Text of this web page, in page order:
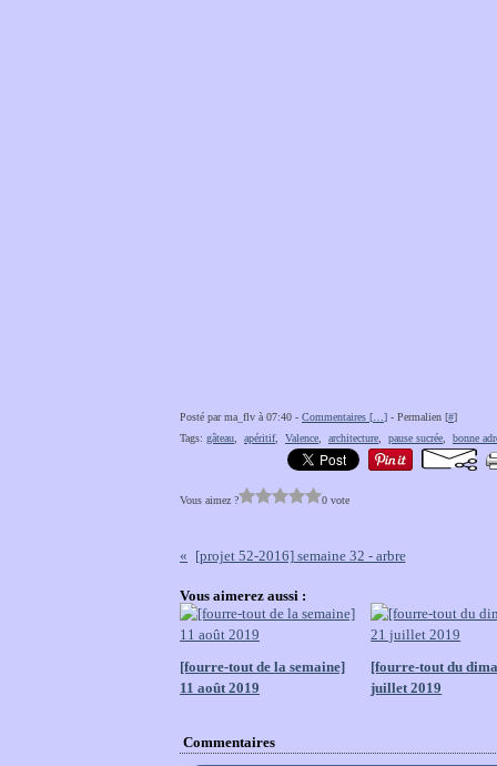
Posté par ma_flv à 07:40 - Commentaires [ ] - Permalien [#]
Tags: gâteau apéritif, Valence architecture pause sucrée bonne
Vous aimez ? 0 vote
[projet 52-2016] semaine 32 - arbre
Vous aimerez aussi :
[fourre-tout de la semaine]
11 août 2019
[fourre-tout du
juillet 2019
Commentaires